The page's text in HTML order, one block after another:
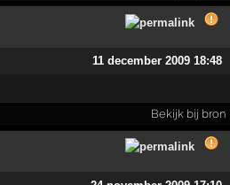
11 december 2009 18:48
Bekijk bij bron